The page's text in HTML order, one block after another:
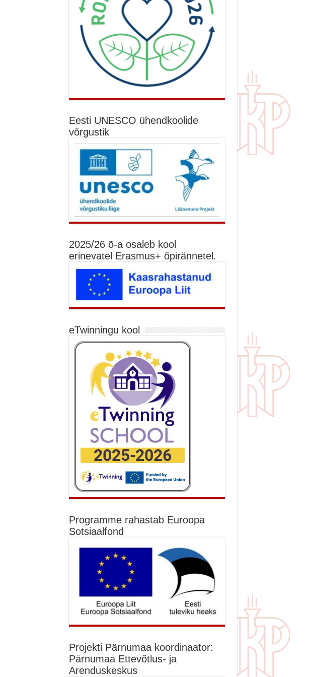
Eesti UNESCO ühendkoolide
võrgustik
2025/26 õ-a osaleb kool
erinevatel Erasmus+ õpirännetel.
eTwinningu kool
Programme rahastab Euroopa
Sotsiaalfond
Projekti Pärnumaa koordinaator:
Pärnumaa Ettevõtlus- ja
Arenduskeskus